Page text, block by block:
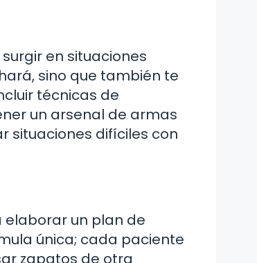
en situaciones
sino que también te
técnicas de
un arsenal de armas
situaciones difíciles con
elaborar un plan de
única; cada paciente
zapatos de otra